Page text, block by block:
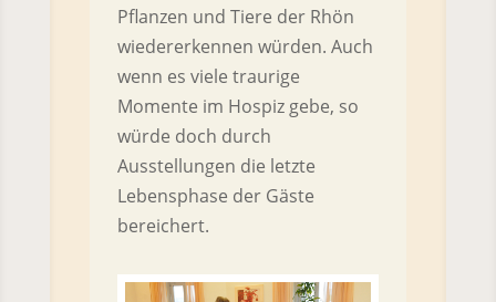
Pflanzen und Tiere der Rhön
wiedererkennen würden. Auch
wenn es viele traurige
Momente im Hospiz gebe, so
würde doch durch
Ausstellungen die letzte
Lebensphase der Gäste
bereichert.